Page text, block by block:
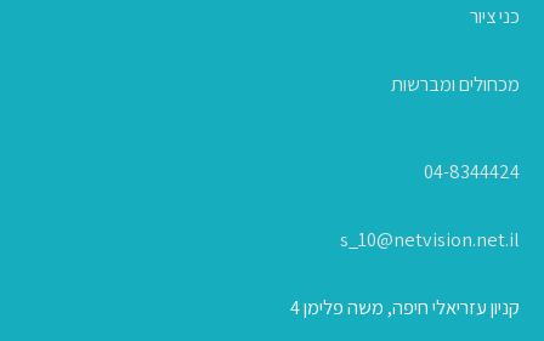
כני ציור
מכחולים ומברשות
04-8344424
s_10@netvision.net.il
קניון עזריאלי חיפה, משה פלימן 4